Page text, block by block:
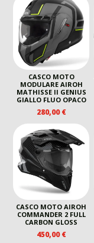
CASCO MOTO
MODULARE AIROH
MATHISSE II GENIUS
GIALLO FLUO OPACO
280,00€
CASCO MOTO AIROH
COMMANDER 2 FULL
CARBON GLOSS
450,00€